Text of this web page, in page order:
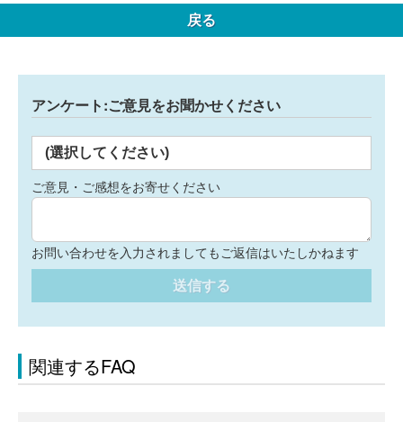
戻る
アンケート:ご意見をお聞かせください
(選択してください)
ご意見・ご感想をお寄せください
お問い合わせを入力されましてもご返信はいたしかねます
送信する
関連するFAQ